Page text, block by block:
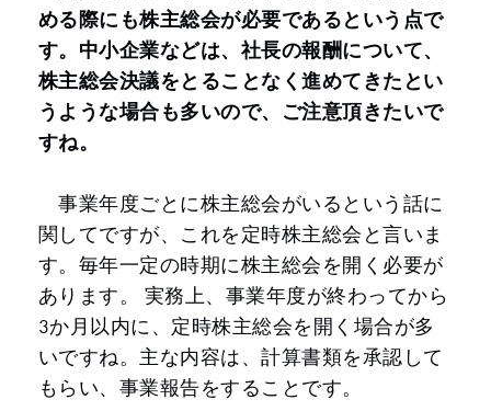
める際にも株主総会が必要であるという点で
す。中小企業などは、社長の報酬について、
株主総会決議をとることなく進めてきたとい
うような場合も多いので、ご注意頂きたいで
すね。
事業年度ごとに株主総会がいるという話に
関してですが、これを定時株主総会と言いま
す。毎年一定の時期に株主総会を開く必要が
あります。 実務上、事業年度が終わってから
3か月以内に、定時株主総会を開く場合が多
いですね。主な内容は、計算書類を承認して
もらい、事業報告をすることです。